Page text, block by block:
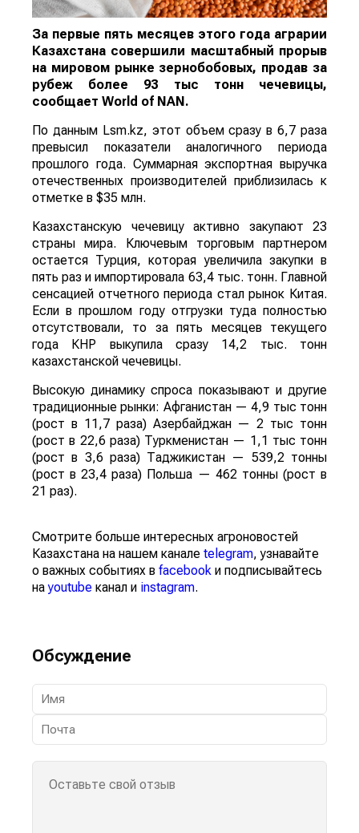
За первые пять месяцев этого года аграрии
Казахстана совершили масштабный прорыв
на мировом рынке зернобобовых, продав за
рубеж более 93 тыс тонн чечевицы,
сообщает World of NAN .
По данным Lsm.kz, этот объем сразу в 6,7 раза
превысил показатели аналогичного периода
прошлого года. Суммарная экспортная выручка
отечественных производителей приблизилась к
отметке в $35 млн.
Казахстанскую чечевицу активно закупают 23
страны мира. Ключевым торговым партнером
остается Турция, которая увеличила закупки в
пять раз и импортировала 63,4 тыс. тонн. Главной
сенсацией отчетного периода стал рынок Китая.
Если в прошлом году отгрузки туда полностью
отсутствовали, то за пять месяцев текущего
года КНР выкупила сразу 14,2 тыс. тонн
казахстанской чечевицы.
Высокую динамику спроса показывают и другие
традиционные рынки: Афганистан — 4,9 тыс тонн
(рост в 11,7 раза) Азербайджан — 2 тыс тонн
(рост в 22,6 раза) Туркменистан — 1,1 тыс тонн
(рост в 3,6 раза) Таджикистан — 539,2 тонны
(рост в 23,4 раза) Польша — 462 тонны (рост в
21 раз).
Смотрите больше интересных агроновостей
Казахстана на нашем канале telegram, узнавайте
о важных событиях в facebook и подписывайтесь
наyoutube канал и instagram.
Обсуждение